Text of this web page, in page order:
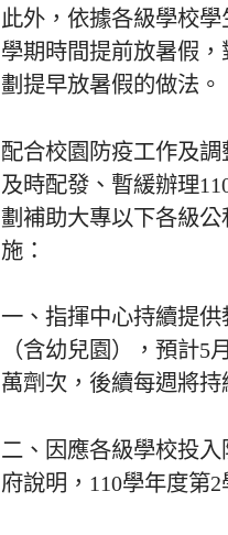
此外，依據各級學校
學期時間提前放暑假
劃提早放暑假的做法。
配合校園防疫工作及
及時配發、暫緩辦理
劃補助大專以下各級
施：
一、指揮中心持續提
（含幼兒園），預計5
萬劑次，後續每週將持
二、因應各級學校投
府說明，110學年度第